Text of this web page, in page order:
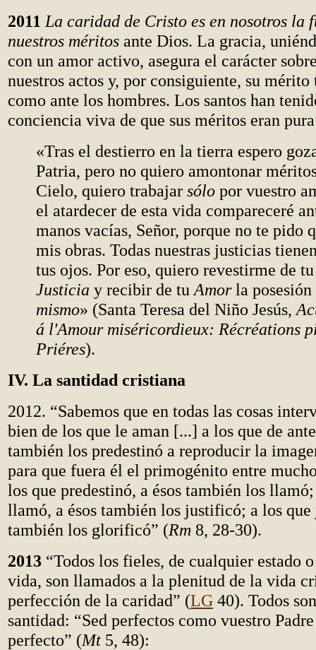
2011 La caridad de Cristo es en nosotros la
nuestros méritos ante Dios. La gracia,
con un amor activo, asegura el carácter
nuestros actos y, por consiguiente, su
como ante los hombres. Los santos han
conciencia viva de que sus méritos eran
«Tras el destierro en la tierra espero
Patria, pero no quiero amontonar
Cielo, quiero trabajar sólo por vuestro
el atardecer de esta vida compareceré
manos vacías, Señor, porque no te pido
mis obras. Todas nuestras justicias
tus ojos. Por eso, quiero revestirme de
Justicia y recibir de tu Amorla posesión
mismo» (Santa Teresa del Niño Jesús,
á l'Amour miséricordieux: Récréations
Priéres).
IV. La santidad cristiana
2012. “Sabemos que en todas las cosas
bien de los que le aman [...] a los que de
también los predestinó a reproducir la
para que fuera él el primogénito entre
los que predestinó, a ésos también los
llamó, a ésos también los justificó; a los
también los glorificó” (Rm 8, 28-30).
2013 “Todos los fieles, de cualquier estado
vida, son llamados a la plenitud de la vida
perfección de la caridad” (LG 40). Todos
santidad: “Sed perfectos como vuestro
perfecto” (Mt 5, 48):